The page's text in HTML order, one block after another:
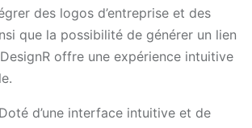
des logos d’entreprise et des
que la possibilité de générer un lien
offre une expérience intuitive
Doté d’une interface intuitive et de